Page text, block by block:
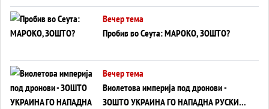
ВНУЦИ ДА ГИ ЗАМЕНАТ
Вечер тема
Пробив во Сеута: МАРОКО, ЗОШТО?
Вечер тема
Виолетова империја под дронови -
ЗОШТО УКРАИНА ГО НАПАДНА РУСКИОТ